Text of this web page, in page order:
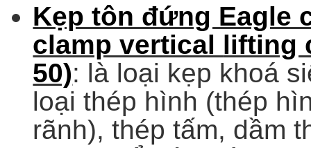
Kẹp tôn đứng Eagle
clamp vertical lifting
50): là loại kẹp khoá
loại thép hình (thép
rãnh), thép tấm, dầm